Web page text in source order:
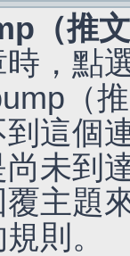
（推
，點
（
這個
未到
主題
則。